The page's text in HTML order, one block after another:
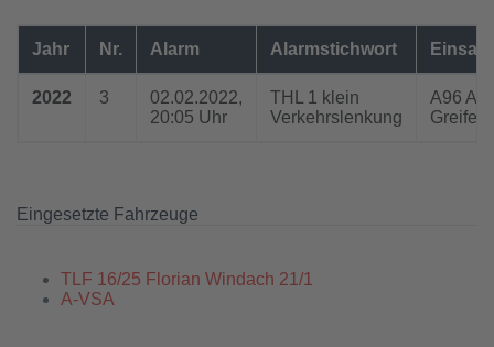
Jahr Nr. Alarm Alarmstichwort
2022 3
02.02.2022,
20:05 Uhr
THL 1 klein
Verkehrslenkung
A96 AS
Eingesetzte Fahrzeuge
TLF 16/25 Florian Windach 21/1
A-VSA